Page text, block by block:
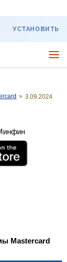
УСТАНОВИТЬ
» 3.09.2024
Mastercard